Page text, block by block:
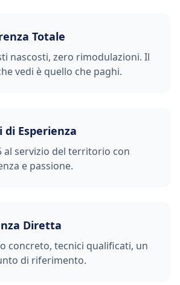
Totale
nascosti, zero rimodulazioni. Il
vedi è quello che paghi.
di Esperienza
al servizio del territorio con
e passione.
Diretta
concreto, tecnici qualificati, un
di riferimento.